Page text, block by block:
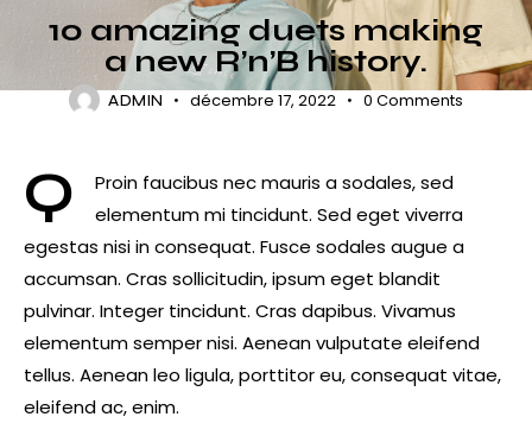
10 amazing duets making
a new R’n’B history.
ADMIN décembre 17, 2022 0 Comments
Q
Proin faucibus nec mauris a sodales, sed
elementum mi tincidunt. Sed eget viverra
egestas nisi in consequat. Fusce sodales augue a
accumsan. Cras sollicitudin, ipsum eget blandit
pulvinar. Integer tincidunt. Cras dapibus. Vivamus
elementum semper nisi. Aenean vulputate eleifend
tellus. Aenean leo ligula, porttitor eu, consequat vitae,
eleifend ac, enim.